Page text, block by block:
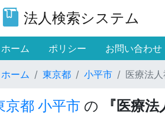
法人検索システム
ホーム (current)
ポリシー お問い合わせ
ホーム 東京都 小平市 医療法
京都 小平市 の 『医療